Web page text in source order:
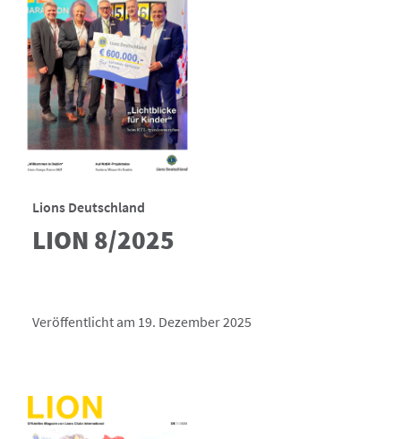
Lions Deutschland
LION 8/2025
Veröffentlicht am 19. Dezember 2025